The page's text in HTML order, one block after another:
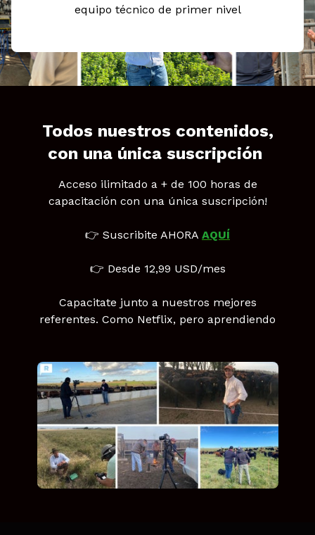
equipo técnico de primer nivel
Todos nuestros contenidos,
con una única suscripción
Acceso ilimitado a + de 100 horas de
capacitación con una única suscripción!
👉 Suscribite AHORA AQUÍ
👉 Desde 12,99 USD/mes
Capacitate junto a nuestros mejores
referentes. Como Netflix, pero aprendiendo